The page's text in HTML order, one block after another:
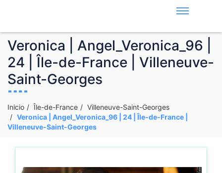
Veronica | Angel_Veronica_96 |
24 | Île-de-France | Villeneuve-
Saint-Georges
Inicio Île-de-France
Villeneuve-Saint-Georges
Veronica | Angel_Veronica_96 | 24 | Île-de-France |
Villeneuve-Saint-Georges